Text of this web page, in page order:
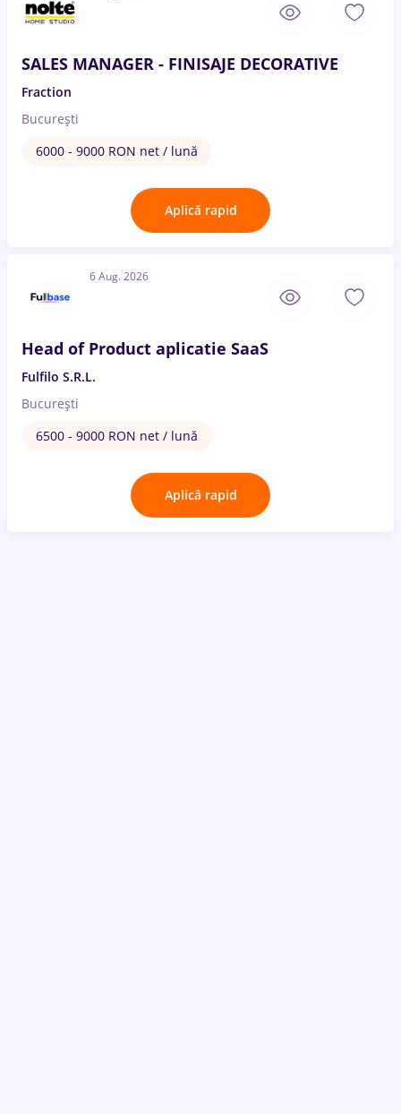
SALES MANAGER - FINISAJE DECORATIVE
Fraction
București
6000 - 9000 RON net / lună
Aplică rapid
6 Aug. 2026
Head of Product aplicatie SaaS
Fulfilo S.R.L.
București
6500 - 9000 RON net / lună
Aplică rapid